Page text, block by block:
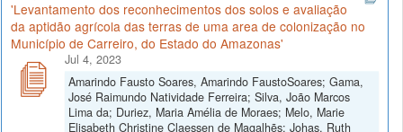
'Levantamento dos reconhecimentos dos solos e avaliação
da aptidão agrícola das terras de uma area de colonização no
Município de Carreiro, do Estado do Amazonas'
Jul 4, 2023
Amarindo Fausto Soares, Amarindo FaustoSoares; Gama,
José Raimundo Natividade Ferreira; Silva, João Marcos
Lima da; Duriez, Maria Amélia de Moraes; Melo, Marie
Elisabeth Christine Claessen de Magalhẽs; Johas, Ruth